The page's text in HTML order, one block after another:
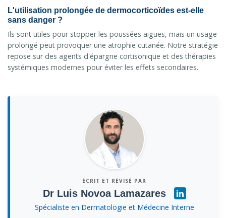
L'utilisation prolongée de dermocorticoïdes est-elle
sans danger ?
Ils sont utiles pour stopper les poussées aiguës, mais un usage
prolongé peut provoquer une atrophie cutanée. Notre stratégie
repose sur des agents d'épargne cortisonique et des thérapies
systémiques modernes pour éviter les effets secondaires.
ÉCRIT ET RÉVISÉ PAR
Dr Luis Novoa Lamazares
Spécialiste en Dermatologie et Médecine Interne